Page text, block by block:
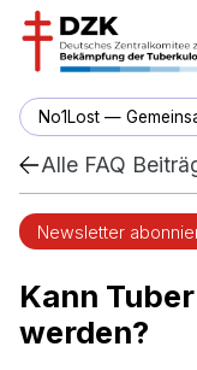
No1Lost —
Alle FAQ
Newsletter
Kann
werden?